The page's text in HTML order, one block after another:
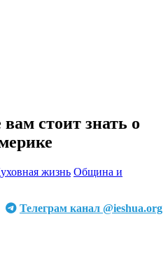
стоит знать о
жизнь Община и
Телеграм канал @ieshua.org